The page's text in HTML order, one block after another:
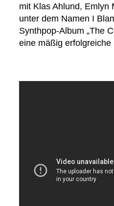
mit Klas Ahlund, Emlyn
unter dem Namen I
Synthpop-Album „The
eine mäßig erfolgreiche